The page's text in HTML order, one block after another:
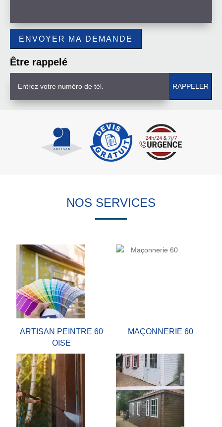
Être rappelé
NOS SERVICES
ARTISAN PEINTRE 60
OISE
MAÇONNERIE 60